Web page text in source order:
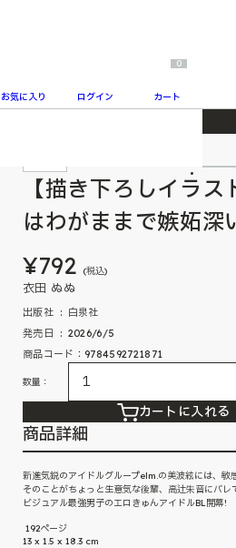
お気に入り ログイン
0
カート
【描き下ろしイラ
はわがままで嫉妬深
¥792 (税込)
衣田 ぬぬ
出版社 ‏ : ‎ 白泉社
発売日 ‏ : ‎ 2026/6/5
商品コード：9784592721871
数量：
カートに入れる
商品詳細
新進気鋭のアイドルグループelm.の美波絃には、敏
そのことがちょっと生意気な後輩、高辻朱音にバ
ビジュアル最強男子のエロきゅんアイドルBL開幕!
192ページ
13 x 1.5 x 18.3 cm